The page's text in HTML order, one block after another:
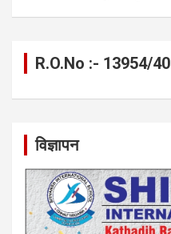
R.O.No :- 13954/40
विज्ञापन